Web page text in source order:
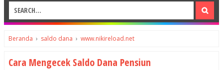
Beranda › saldo dana › www.nikireload.net
Cara Mengecek Saldo Dana Pensiun